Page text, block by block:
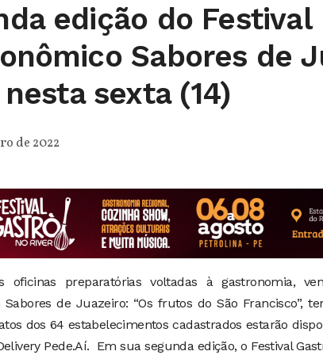
edição do Festival
Sabores de
sexta (14)
de 2022
oficinas preparatórias voltadas à gastronomia,
Sabores de Juazeiro: “Os frutos do São Francisco”,
dos 64 estabelecimentos cadastrados estarão
Pede.Aí. Em sua segunda edição, o Festival